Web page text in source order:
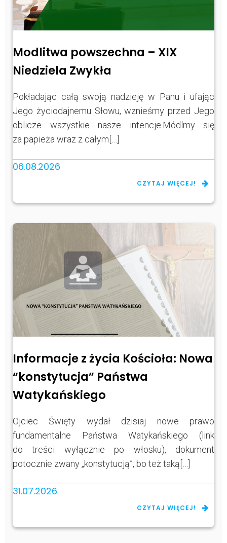
Modlitwa powszechna – XIX
Niedziela Zwykła
Pokładając całą swoją nadzieję w Panu i ufając
Jego życiodajnemu Słowu, wznieśmy przed Jego
oblicze wszystkie nasze intencje.Módlmy się
za papieża wraz z całym[…]
06.08.2026
CZYTAJ WIĘCEJ!
Informacje z życia Kościoła: Nowa
“konstytucja” Państwa
Watykańskiego
Ojciec Święty wydał dzisiaj nowe prawo
fundamentalne Państwa Watykańskiego (link
do treści wyłącznie po włosku), dokument
potocznie zwany „konstytucją”, bo też taką[…]
31.07.2026
CZYTAJ WIĘCEJ!